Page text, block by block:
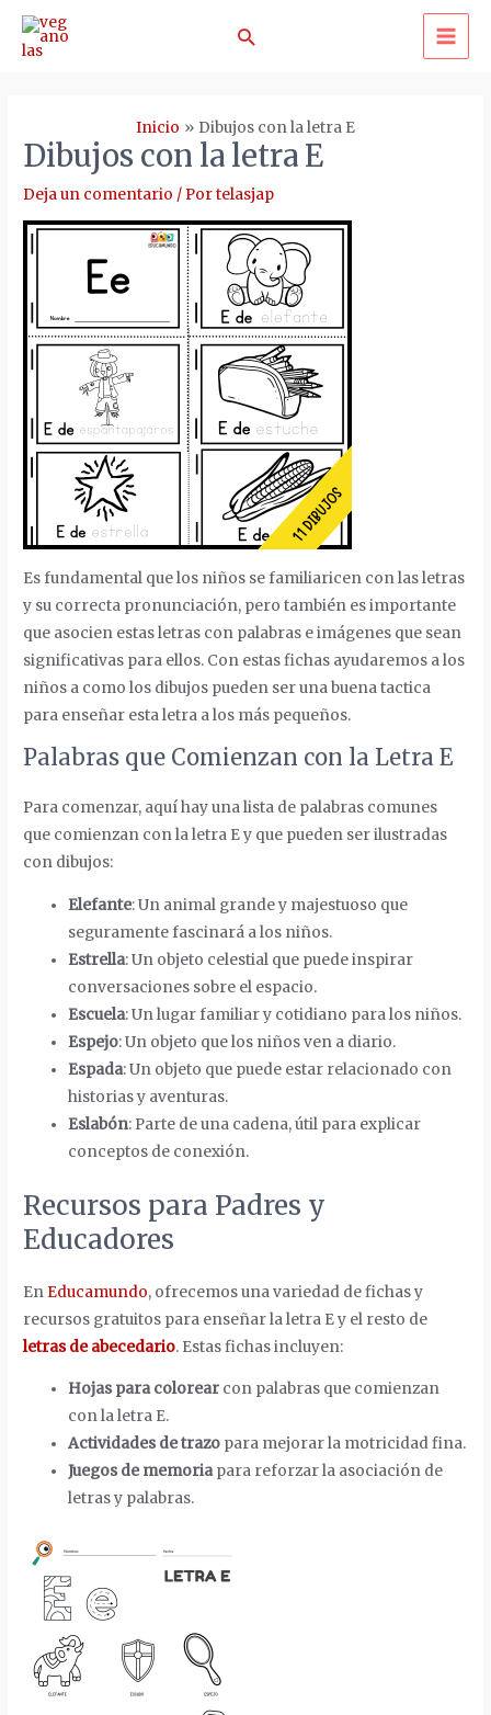
Buscar
Inicio Dibujos con la letra E
Dibujos con la letra E
Deja un comentario / Portelasjap
Es fundamental que los niños se familiaricen con las letras
y su correcta pronunciación, pero también es importante
que asocien estas letras con palabras e imágenes que sean
significativas para ellos. Con estas fichas ayudaremos a los
niños a como los dibujos pueden ser una buena tactica
para enseñar esta letra a los más pequeños.
Palabras que Comienzan con la Letra E
Para comenzar, aquí hay una lista de palabras comunes
que comienzan con la letra E y que pueden ser ilustradas
con dibujos:
Elefante: Un animal grande y majestuoso que
seguramente fascinará a los niños.
Estrella: Un objeto celestial que puede inspirar
conversaciones sobre el espacio.
Escuela: Un lugar familiar y cotidiano para los niños.
Espejo: Un objeto que los niños ven a diario.
Espada: Un objeto que puede estar relacionado con
historias y aventuras.
Eslabón: Parte de una cadena, útil para explicar
conceptos de conexión.
Recursos para Padres y
Educadores
En Educamundo, ofrecemos una variedad de fichas y
recursos gratuitos para enseñar la letra E y el resto de
letras de abecedario. Estas fichas incluyen:
Hojas para colorear con palabras que comienzan
con la letra E.
Actividades de trazo para mejorar la motricidad fina.
Juegos de memoriapara reforzar la asociación de
letras y palabras.